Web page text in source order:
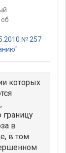
№ 257
которых
в
в том